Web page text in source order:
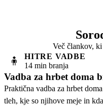
Več člankov,
🧍
HITRE VADBE
14 min branja
Vadba za hrbet doma
Praktična vadba za hrbet
tleh, kje so njihove meje in